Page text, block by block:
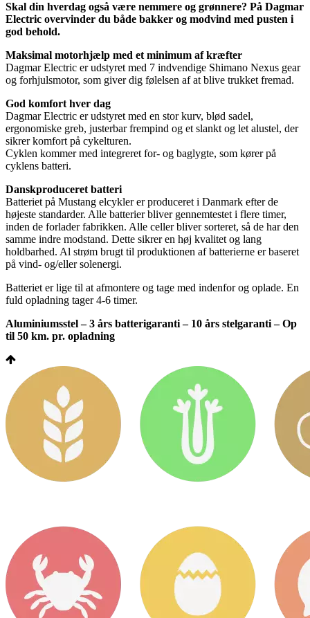
Skal din hverdag også være nemmere og grønnere? På Dagmar
Electric overvinder du både bakker og modvind med pusten i
god behold.
Maksimal motorhjælp med et minimum af kræfter
Dagmar Electric er udstyret med 7 indvendige Shimano Nexus gear
og forhjulsmotor, som giver dig følelsen af at blive trukket fremad.
God komfort hver dag
Dagmar Electric er udstyret med en stor kurv, blød sadel,
ergonomiske greb, justerbar frempind og et slankt og let alustel, der
sikrer komfort på cykelturen.
Cyklen kommer med integreret for- og baglygte, som kører på
cyklens batteri.
Danskproduceret batteri
Batteriet på Mustang elcykler er produceret i Danmark efter de
højeste standarder. Alle batterier bliver gennemtestet i flere timer,
inden de forlader fabrikken. Alle celler bliver sorteret, så de har den
samme indre modstand. Dette sikrer en høj kvalitet og lang
holdbarhed. Al strøm brugt til produktionen af batterierne er baseret
på vind- og/eller solenergi.
Batteriet er lige til at afmontere og tage med indenfor og oplade. En
fuld opladning tager 4-6 timer.
Aluminiumsstel – 3 års batterigaranti – 10 års stelgaranti – Op
til 50 km. pr. opladning